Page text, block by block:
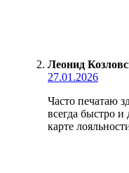
Леонид
27.01.2026
Часто печатаю
всегда быстро
карте